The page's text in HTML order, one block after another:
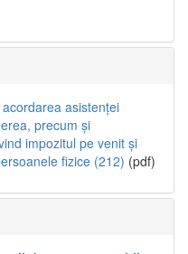
asistenței
precum și
impozitul pe venit și
fizice (212) (pdf)